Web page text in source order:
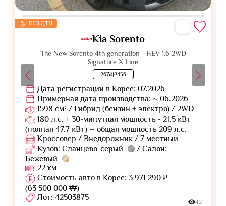
БЕЗ ДТП
Kia Sorento
The New Sorento 4th generation - HEV 1.6 2WD
Signature X Line
267라7456
Дата регистрации в Корее: 07.2026
Примерная дата производства: ~ 06.2026
1598 см³ / Гибрид (бензин + электро) / 2WD
180 л.с. + 30-минутная мощность - 21.5 кВт
(полная 47.7 кВт) = общая мощность 209 л.с.
Кроссовер / Внедорожник / 7 местный
Кузов: Сланцево-серый
/ Салон:
Бежевый
22 км
Стоимость авто в Корее: 3 971 290 ₽
(63 500 000 ₩)
Лот: 42503875
42